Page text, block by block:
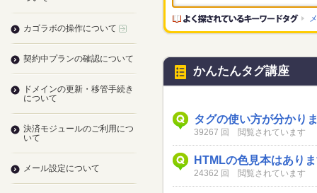
かんたんタグ講座
タグの使い方が分かり
39267 回 閲覧されています
HTMLの色見本はあり
24362 回 閲覧されています
カゴラボの操作について
契約中プランの確認について
ドメインの更新・移管手続き
について
決済モジュールのご利用につ
いて
メール設定について